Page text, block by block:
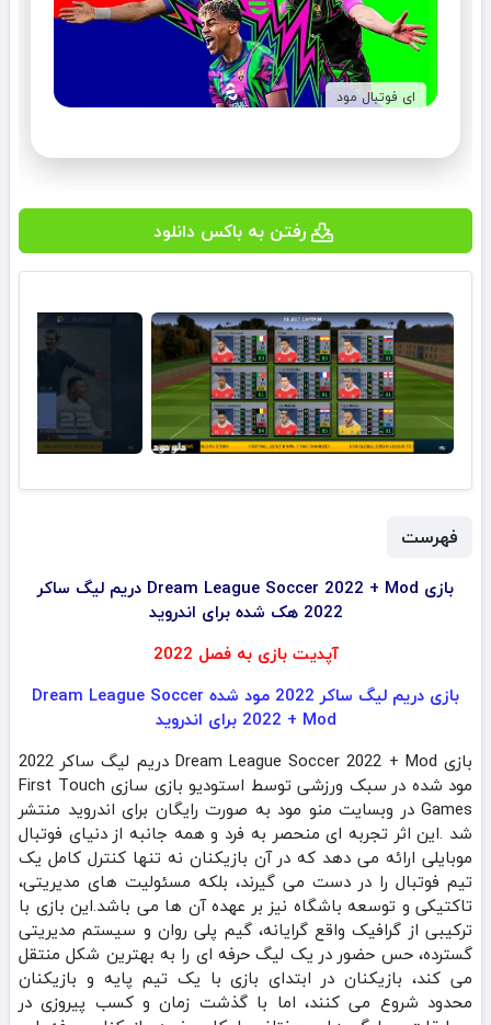
ای فوتبال مود
رفتن به باکس دانلود
فهرست
بازی Dream League Soccer 2022 + Mod دریم لیگ ساکر
2022 هک شده برای اندروید
آپدیت بازی به فصل 2022
بازی دریم لیگ ساکر 2022 مود شده Dream League Soccer
2022 + Mod برای اندروید
بازی Dream League Soccer 2022 + Mod دریم لیگ ساکر 2022
مود شده در سبک ورزشی توسط استودیو بازی سازی First Touch
Games در وبسایت منو مود به صورت رایگان برای اندروید منتشر
شد .این اثر تجربه‌ ای منحصر به فرد و همه‌ جانبه از دنیای فوتبال
موبایلی ارائه می‌ دهد که در آن بازیکنان نه تنها کنترل کامل یک
تیم فوتبال را در دست می‌ گیرند، بلکه مسئولیت‌ های مدیریتی،
تاکتیکی و توسعه باشگاه نیز بر عهده آن‌‌ ها می باشد‌.این بازی با
ترکیبی از گرافیک واقع‌ گرایانه، گیم‌ پلی روان و سیستم مدیریتی
گسترده، حس حضور در یک لیگ حرفه‌ ای را به بهترین شکل منتقل
می‌ کند، بازیکنان در ابتدای بازی با یک تیم پایه و بازیکنان
محدود شروع می‌ کنند، اما با گذشت زمان و کسب پیروزی در